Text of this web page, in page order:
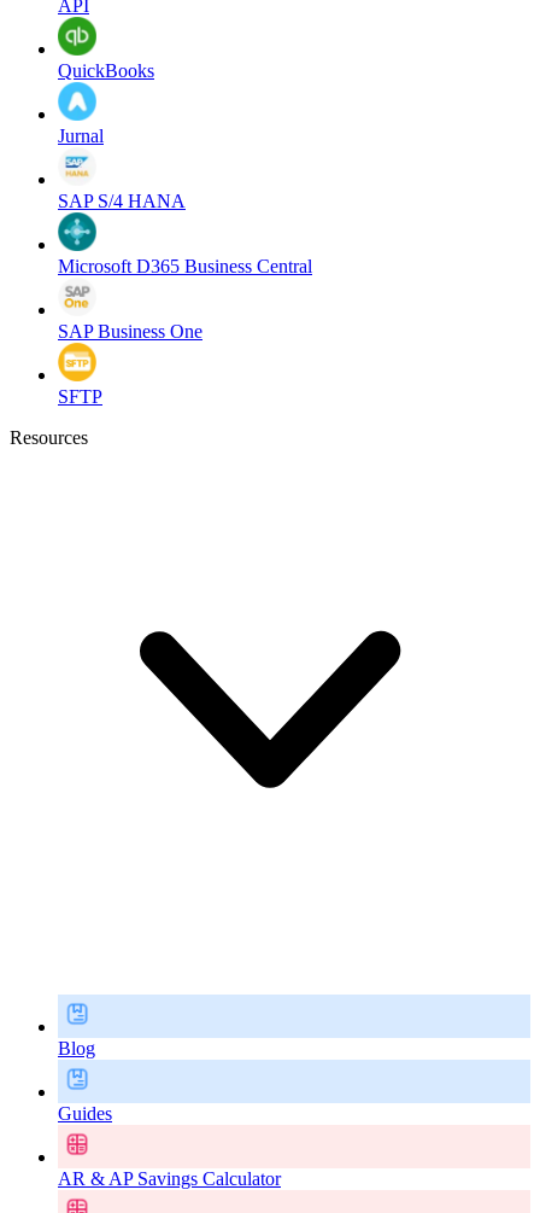
API
QuickBooks
Jurnal
SAP S/4 HANA
Microsoft D365 Business Central
SAP Business One
SFTP
Resources
Blog
Guides
AR & AP Savings Calculator